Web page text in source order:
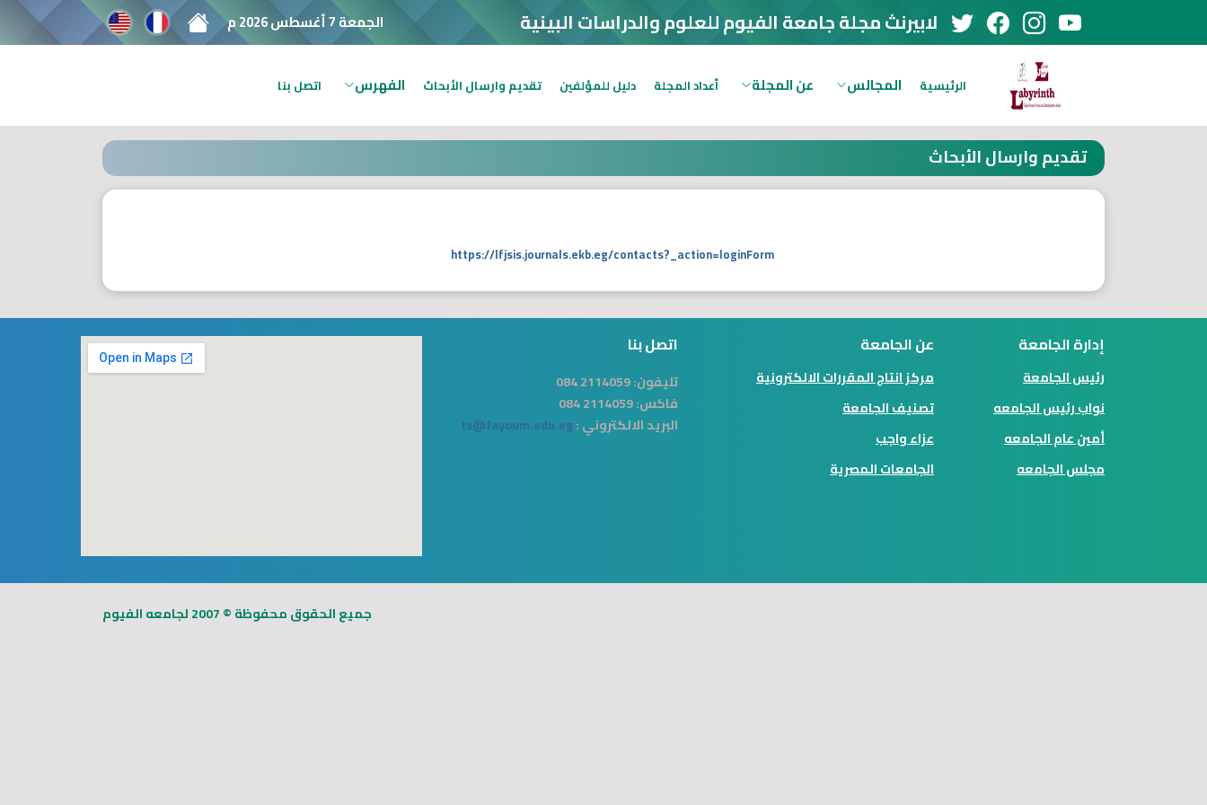
الجمعة 7 أغسطس 2026 م لابيرنث مجلة جامعة الفيوم للعلوم والدراسات البينية
الرئيسية المجالس عن المجلة أعداد المجلة دليل للمؤلفين تقديم وارسال الأبحاث الفهرس اتصل بنا
تقديم وارسال الأبحاث
https://lfjsis.journals.ekb.eg/contacts?_action=loginForm
إدارة الجامعة
رئيس الجامعة
نواب رئيس الجامعه
أمين عام الجامعه
مجلس الجامعه
عن الجامعة
مركز انتاج المقررات الالكترونية
تصنيف الجامعة
عزاء واجب
الجامعات المصرية
اتصل بنا
تليفون:
فاكس:
البريد الالكتروني :ts@fayoum.edu.eg
free goggle map
جميع الحقوق محفوظة © 2007 لجامعه الفيوم